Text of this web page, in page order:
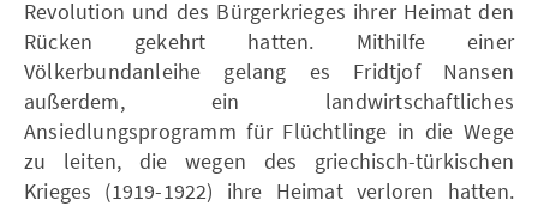
Revolution und des Bürgerkrieges ihrer Heimat den
Rücken gekehrt hatten. Mithilfe einer
Völkerbundanleihe gelang es Fridtjof Nansen
außerdem, ein landwirtschaftliches
Ansiedlungsprogramm für Flüchtlinge in die Wege
zu leiten, die wegen des griechisch-türkischen
Krieges (1919-1922) ihre Heimat verloren hatten.